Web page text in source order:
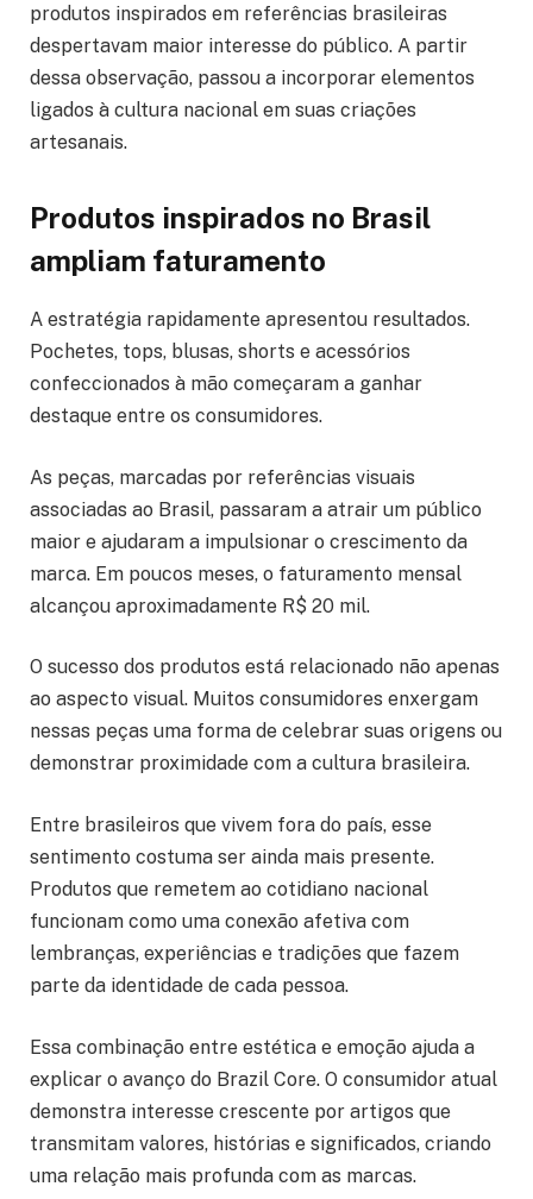
produtos inspirados em referências brasileiras
despertavam maior interesse do público. A partir
dessa observação, passou a incorporar elementos
ligados à cultura nacional em suas criações
artesanais.
Produtos inspirados no Brasil
ampliam faturamento
A estratégia rapidamente apresentou resultados.
Pochetes, tops, blusas, shorts e acessórios
confeccionados à mão começaram a ganhar
destaque entre os consumidores.
As peças, marcadas por referências visuais
associadas ao Brasil, passaram a atrair um público
maior e ajudaram a impulsionar o crescimento da
marca. Em poucos meses, o faturamento mensal
alcançou aproximadamente R$ 20 mil.
O sucesso dos produtos está relacionado não apenas
ao aspecto visual. Muitos consumidores enxergam
nessas peças uma forma de celebrar suas origens ou
demonstrar proximidade com a cultura brasileira.
Entre brasileiros que vivem fora do país, esse
sentimento costuma ser ainda mais presente.
Produtos que remetem ao cotidiano nacional
funcionam como uma conexão afetiva com
lembranças, experiências e tradições que fazem
parte da identidade de cada pessoa.
Essa combinação entre estética e emoção ajuda a
explicar o avanço do Brazil Core. O consumidor atual
demonstra interesse crescente por artigos que
transmitam valores, histórias e significados, criando
uma relação mais profunda com as marcas.